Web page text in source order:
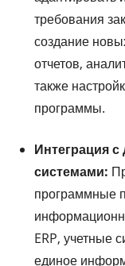
требования
создание
отчетов,
также
программы.
Интеграция
системами:
программные
ERP, учетные
единое